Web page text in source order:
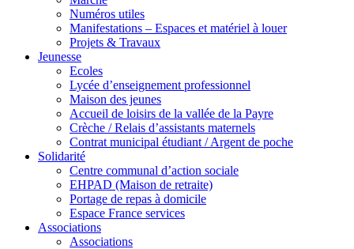
Numéros utiles
Manifestations – Espaces et matériel à louer
Projets & Travaux
Jeunesse
Ecoles
Lycée d’enseignement professionnel
Maison des jeunes
Accueil de loisirs de la vallée de la Payre
Crèche / Relais d’assistants maternels
Contrat municipal étudiant / Argent de poche
Solidarité
Centre communal d’action sociale
EHPAD (Maison de retraite)
Portage de repas à domicile
Espace France services
Associations
Associations